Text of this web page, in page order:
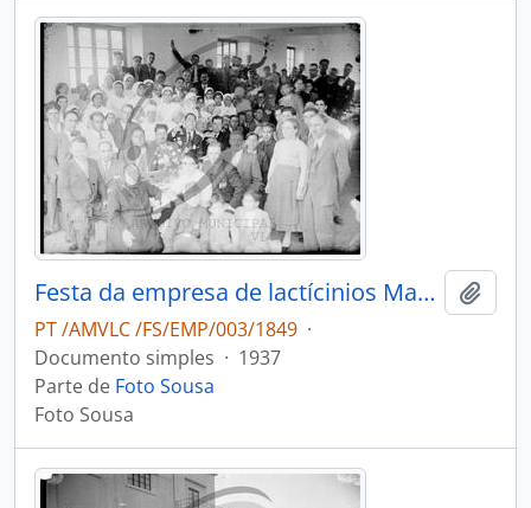
Festa da empresa de lactícinios Martins & Rebello
PT /AMVLC /FS/EMP/003/1849 ·
Documento simples · 1937
Parte de Foto Sousa
Foto Sousa